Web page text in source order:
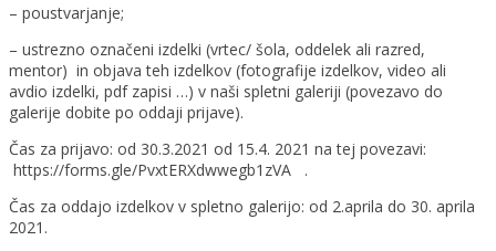
– poustvarjanje;
– ustrezno označeni izdelki (vrtec/ šola, oddelek ali razred,
mentor) in objava teh izdelkov (fotografije izdelkov, video ali
avdio izdelki, pdf zapisi …) v naši spletni galeriji (povezavo do
galerije dobite po oddaji prijave).
Čas za prijavo: od 30.3.2021 od 15.4. 2021 na tej povezavi:
https://forms.gle/PvxtERXdwwegb1zVA .
Čas za oddajo izdelkov v spletno galerijo: od 2.aprila do 30. aprila
2021.